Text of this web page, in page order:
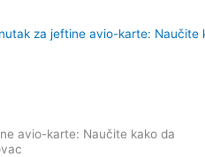
avio-karte: Naučite kako da